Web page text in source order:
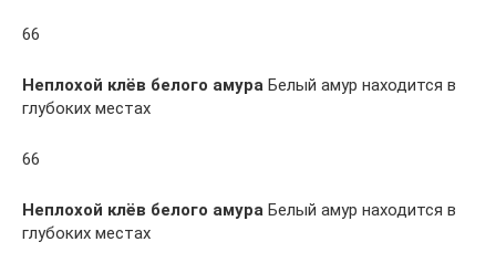
66
Неплохой клёв белого амура Белый амур находится в
глубоких местах
66
Неплохой клёв белого амура Белый амур находится в
глубоких местах